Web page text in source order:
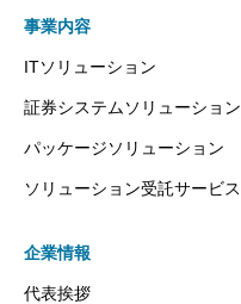
事業内容
ITソリューション
証券システムソリューション
パッケージソリューション
ソリューション受託サービス
企業情報
代表挨拶